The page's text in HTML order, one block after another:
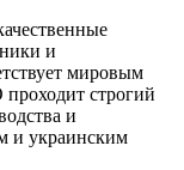
и
мировым
строгий
и
и украинским